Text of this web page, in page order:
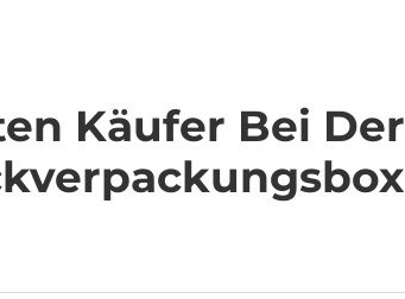
Käufer Bei